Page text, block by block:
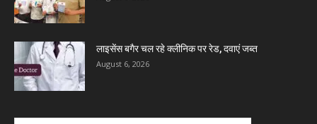
Marxx Pharma
Mcneil & Argus Pharmaceuticals Limited
लाइसेंस बगैर चल रहे क्लीनिक पर रेड, दवाएं जब्त
August 6, 2026